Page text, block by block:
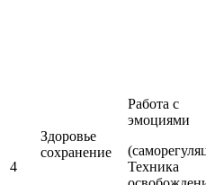
4
Здоровье
сохранение
Работа с
эмоциями
Техника